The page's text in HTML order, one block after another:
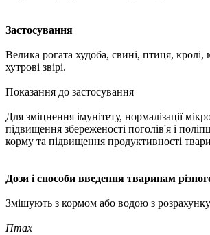
Застосування
Велика рогата худоба, свині, птиця, кролі,
хутрові звірі.
Показання до застосування
Для зміцнення імунітету, нормалізації
підвищення збереженості поголів'я і
корму та підвищення продуктивності
Дози і способи введення тваринам
Змішують з кормом або водою з
Птах